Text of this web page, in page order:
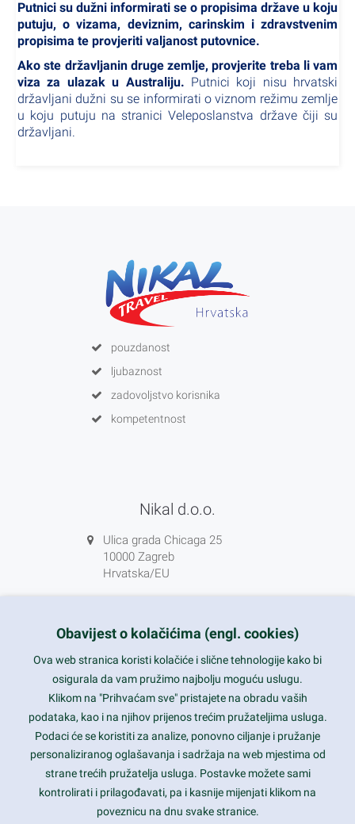
Putnici su dužni informirati se o propisima države u koju
putuju, o vizama, deviznim, carinskim i zdravstvenim
propisima te provjeriti valjanost putovnice.
Ako ste državljanin druge zemlje, provjerite treba li vam
viza za ulazak u Australiju. Putnici koji nisu hrvatski
državljani dužni su se informirati o viznom režimu zemlje
u koju putuju na stranici Veleposlanstva države čiji su
državljani.
pouzdanost
ljubaznost
zadovoljstvo korisnika
kompetentnost
Nikal d.o.o.
Ulica grada Chicaga 25
10000 Zagreb
Hrvatska/EU
info@nikal.hr
HR-AB-01-080761107
ponedjeljak-petak 8-16h
Nazovite nas na besplatni telefon:
0800 85 66
Tečaj konverzije 1 EUR = 7,53450 kn
Obavijest o kolačićima (engl. cookies)
Ova web stranica koristi kolačiće i slične tehnologije kako bi
osigurala da vam pružimo najbolju moguću uslugu.
Klikom na "Prihvaćam sve" pristajete na obradu vaših
podataka, kao i na njihov prijenos trećim pružateljima usluga.
Podaci će se koristiti za analize, ponovno ciljanje i pružanje
personaliziranog oglašavanja i sadržaja na web mjestima od
strane trećih pružatelja usluga. Postavke možete sami
kontrolirati i prilagođavati, pa i kasnije mijenjati klikom na
poveznicu na dnu svake stranice.